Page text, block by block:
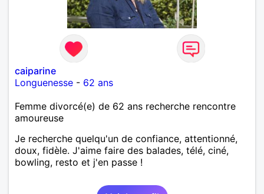
caiparine
Longuenesse - 62 ans
Femme divorcé(e) de 62 ans recherche rencontre
amoureuse
Je recherche quelqu'un de confiance, attentionné,
doux, fidèle. J'aime faire des balades, télé, ciné,
bowling, resto et j'en passe !